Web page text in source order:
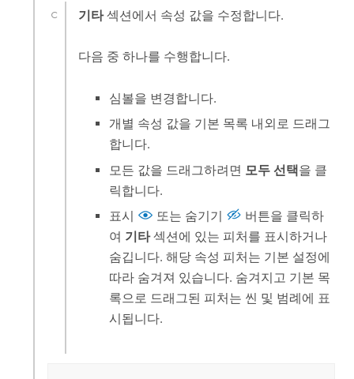
기타섹션에서 속성 값을 수정합니다.
다음 중 하나를 수행합니다.
심볼을 변경합니다.
개별 속성 값을 기본 목록 내외로 드래그
합니다.
모든 값을 드래그하려면 모두 선택을 클
릭합니다.
표시
또는 숨기기
버튼을 클릭하
여 기타섹션에 있는 피처를 표시하거나
숨깁니다. 해당 속성 피처는 기본 설정에
따라 숨겨져 있습니다. 숨겨지고 기본 목
록으로 드래그된 피처는 씬 및 범례에 표
시됩니다.